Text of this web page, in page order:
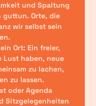
und Spaltung
guttun. Orte, die
wir selbst sein
Ort: Ein freier,
Lust haben, neue
zu lachen,
zu lassen.
oder Agenda
Sitzgelegenheiten